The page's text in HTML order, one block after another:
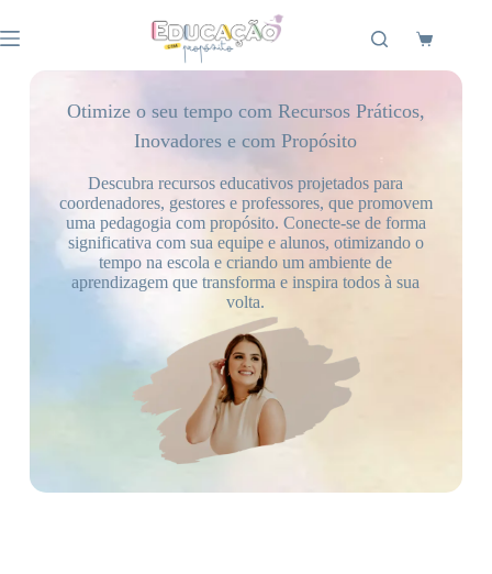
Otimize o seu tempo com Recursos Práticos,
Inovadores e com Propósito
Descubra recursos educativos projetados para
coordenadores, gestores e professores, que promovem
uma pedagogia com propósito. Conecte-se de forma
significativa com sua equipe e alunos, otimizando o
tempo na escola e criando um ambiente de
aprendizagem que transforma e inspira todos à sua
volta.